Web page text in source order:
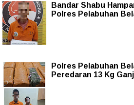
Bandar Shabu
Polres Pelabuhan
Polres Pelabuhan
Peredaran 13 Kg